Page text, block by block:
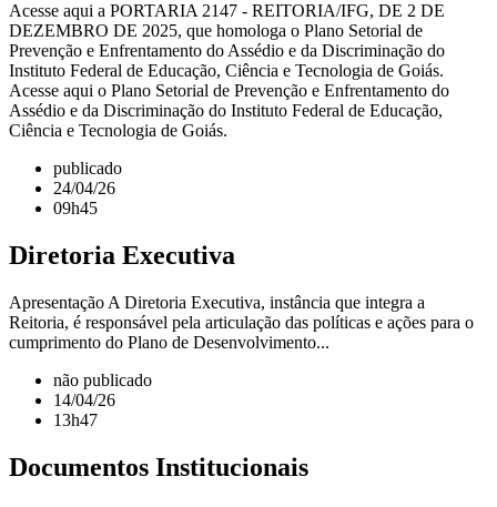
Acesse aqui a PORTARIA 2147 - REITORIA/IFG, DE 2 DE
DEZEMBRO DE 2025, que homologa o Plano Setorial de
Prevenção e Enfrentamento do Assédio e da Discriminação do
Instituto Federal de Educação, Ciência e Tecnologia de Goiás.
Acesse aqui o Plano Setorial de Prevenção e Enfrentamento do
Assédio e da Discriminação do Instituto Federal de Educação,
Ciência e Tecnologia de Goiás.
publicado
24/04/26
09h45
Diretoria Executiva
Apresentação A Diretoria Executiva, instância que integra a
Reitoria, é responsável pela articulação das políticas e ações para o
cumprimento do Plano de Desenvolvimento...
não publicado
14/04/26
13h47
Documentos Institucionais